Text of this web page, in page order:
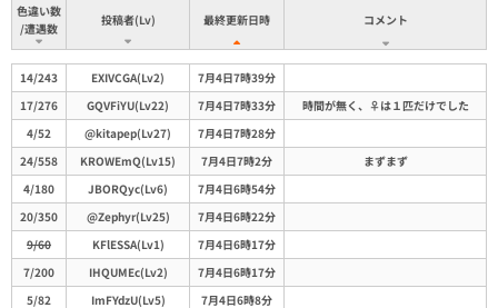
色違い数
/遭遇数
投稿者(Lv) 最終更新日時 コメント
色違い数
/遭遇数
投稿者(Lv) 最終更新日時 コメント
14/243 EXIVCGA(Lv2)
7月4日7時39分
17/276
GQVFiYU(Lv22) 7月4日7時33分
時間が無く、♀は１匹だけでした
4/52
@kitapep(Lv27)
7月4日7時28分
24/558
KROWEmQ(Lv15) 7月4日7時2分
まずまず
4/180
JBORQyc(Lv6)
7月4日6時54分
20/350
@Zephyr(Lv25)
7月4日6時22分
9/60
KFlESSA(Lv1)
7月4日6時17分
7/200
IHQUMEc(Lv2)
7月4日6時17分
5/82
ImFYdzU(Lv5) 7月4日6時8分